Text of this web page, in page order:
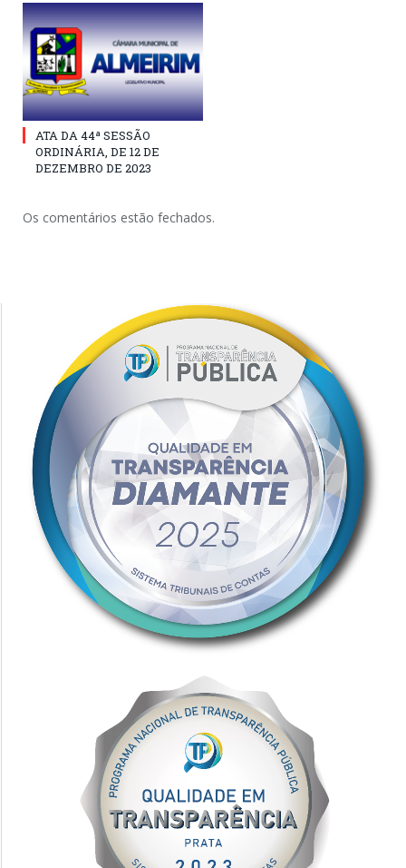
ATA DA 44ª SESSÃO
ORDINÁRIA, DE 12 DE
DEZEMBRO DE 2023
Os comentários estão fechados.